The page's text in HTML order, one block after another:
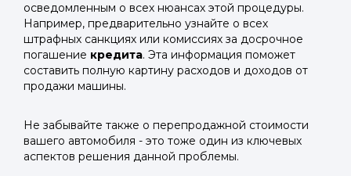
осведомленным о всех нюансах этой процедуры.
Например, предварительно узнайте о всех
штрафных санкциях или комиссиях за досрочное
погашение кредита. Эта информация поможет
составить полную картину расходов и доходов от
продажи машины.
Не забывайте также о перепродажной стоимости
вашего автомобиля - это тоже один из ключевых
аспектов решения данной проблемы.